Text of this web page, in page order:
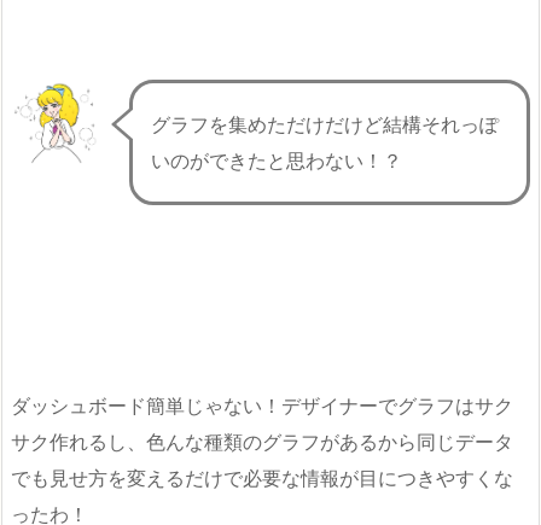
グラフを集めただけだけど結構それっぽ
いのができたと思わない！？
ダッシュボード簡単じゃない！デザイナーでグラフはサク
サク作れるし、色んな種類のグラフがあるから同じデータ
でも見せ方を変えるだけで必要な情報が目につきやすくな
ったわ！